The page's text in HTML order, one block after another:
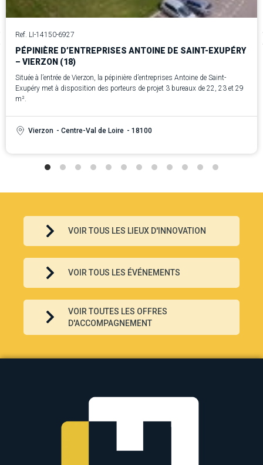
Ref. LI-14150-6927
PÉPINIÈRE D’ENTREPRISES ANTOINE DE SAINT-EXUPÉRY
– VIERZON (18)
Située à l’entrée de Vierzon, la pépinière d’entreprises Antoine de Saint-
Exupéry met à disposition des porteurs de projet 3 bureaux de 22, 23 et 29
m².
Vierzon - Centre-Val de Loire - 18100
VOIR TOUS LES LIEUX D'INNOVATION
VOIR TOUS LES ÉVÉNEMENTS
VOIR TOUTES LES OFFRES
D'ACCOMPAGNEMENT